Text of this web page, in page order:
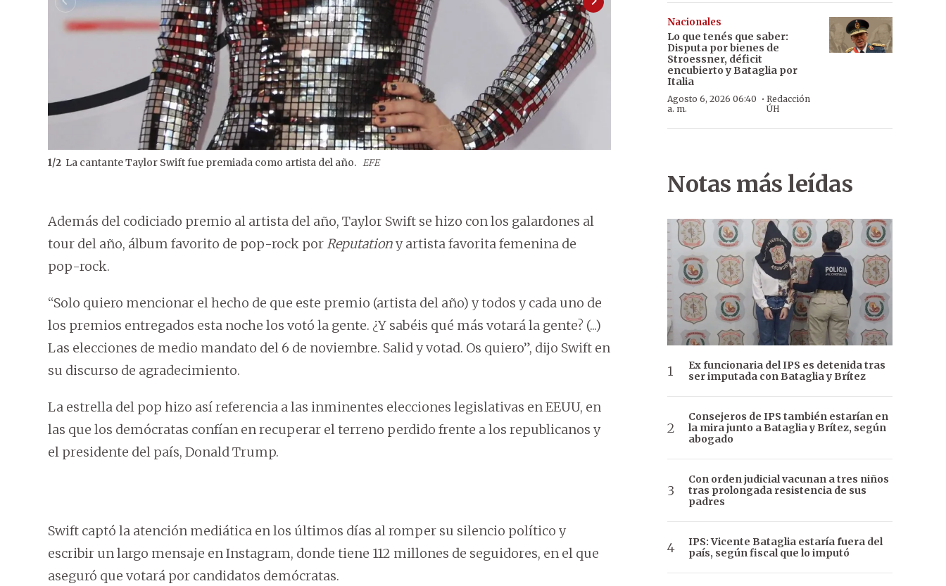
1/2 La cantante Taylor Swift fue premiada como artista del año. EFE
Además del codiciado premio al artista del año, Taylor Swift se hizo con los galardones al
tour del año, álbum favorito de pop-rock porReputationy artista favorita femenina de
pop-rock.
“Solo quiero mencionar el hecho de que este premio (artista del año) y todos y cada uno de
los premios entregados esta noche los votó la gente. ¿Y sabéis qué más votará la gente? (...)
Las elecciones de medio mandato del 6 de noviembre. Salid y votad. Os quiero”, dijo Swift en
su discurso de agradecimiento.
La estrella del pop hizo así referencia a las inminentes elecciones legislativas en EEUU, en
las que los demócratas confían en recuperar el terreno perdido frente a los republicanos y
el presidente del país, Donald Trump.
Swift captó la atención mediática en los últimos días al romper su silencio político y
escribir un largo mensaje en Instagram, donde tiene 112 millones de seguidores, en el que
aseguró que votará por candidatos demócratas.
Nacionales
Lo que tenés que saber:
Disputa por bienes de
Stroessner, déficit
encubierto y Bataglia por
Italia
Agosto 6, 2026 06:40
a. m.
· Redacción
ÚH
Notas más leídas
Ex funcionaria del IPS es detenida tras
ser imputada con Bataglia y Brítez
Consejeros de IPS también estarían en
la mira junto a Bataglia y Brítez, según
abogado
Con orden judicial vacunan a tres niños
tras prolongada resistencia de sus
padres
IPS: Vicente Bataglia estaría fuera del
país, según fiscal que lo imputó